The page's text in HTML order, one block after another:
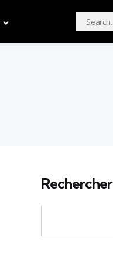
Search
for:
Rechercher